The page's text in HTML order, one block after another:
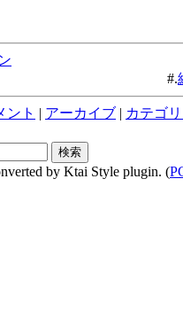
#.
ント | アーカイブ | カテゴ
by Ktai Style plugin. (